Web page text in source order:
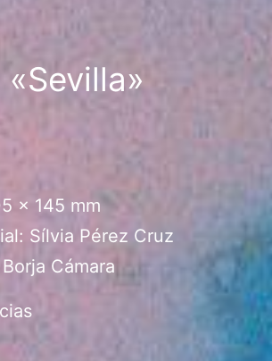
x 145 mm
Sílvia Pérez Cruz
Cámara